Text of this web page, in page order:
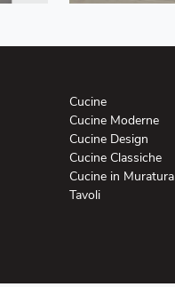
Cucine
Cucine Moderne
Cucine Design
Cucine Classiche
Cucine in Muratura
Tavoli